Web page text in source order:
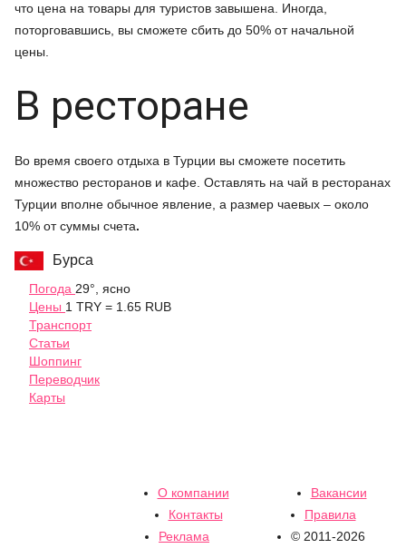
что цена на товары для туристов завышена. Иногда,
поторговавшись, вы сможете сбить до 50% от начальной
цены.
В ресторане
Во время своего отдыха в Турции вы сможете посетить
множество ресторанов и кафе. Оставлять на чай в ресторанах
Турции вполне обычное явление, а размер чаевых – около
10% от суммы счета.
Бурса
Погода 29°, ясно
Цены 1 TRY = 1.65 RUB
Транспорт
Статьи
Шоппинг
Переводчик
Карты
О компании
Вакансии
Контакты
Правила
Реклама
© 2011-2026